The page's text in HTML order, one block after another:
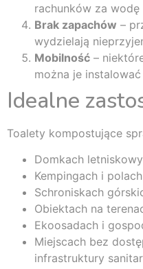
rachunków za wodę
Brak zapachów –
wydzielają
Mobilność –
można je
Idealne
Toalety kompostujące
Domkach
Kempingach i
Schroniskach
Obiektach na
Ekoosadach i
Miejscach bez
infrastruktury